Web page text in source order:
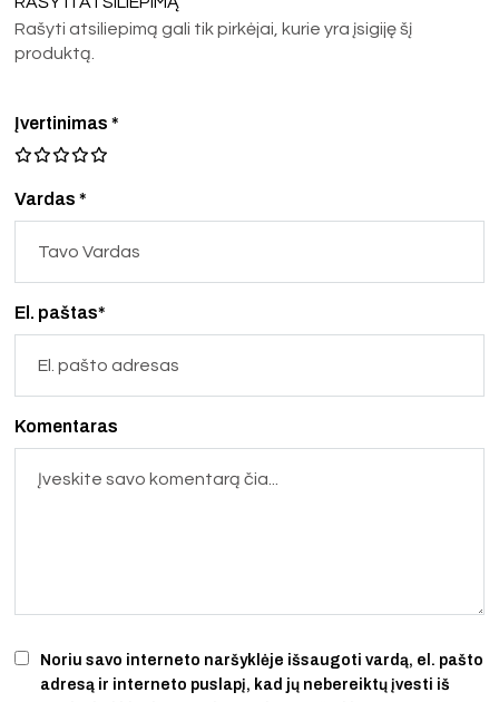
Rašyti atsiliepimą gali tik pirkėjai, kurie yra įsigiję šį
produktą.
Vardas *
El. paštas*
Noriu savo interneto naršyklėje išsaugoti vardą, el. pašto
adresą ir interneto puslapį, kad jų nebereiktų įvesti iš
Įvertinimas*
Komentaras